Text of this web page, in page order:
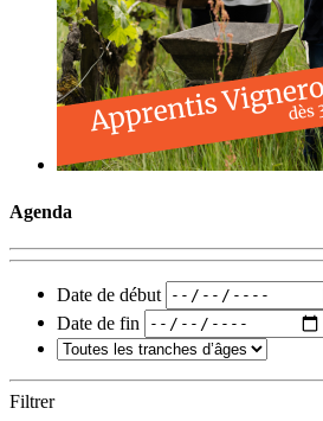
Agenda
Date de début
Date de fin
Filtrer